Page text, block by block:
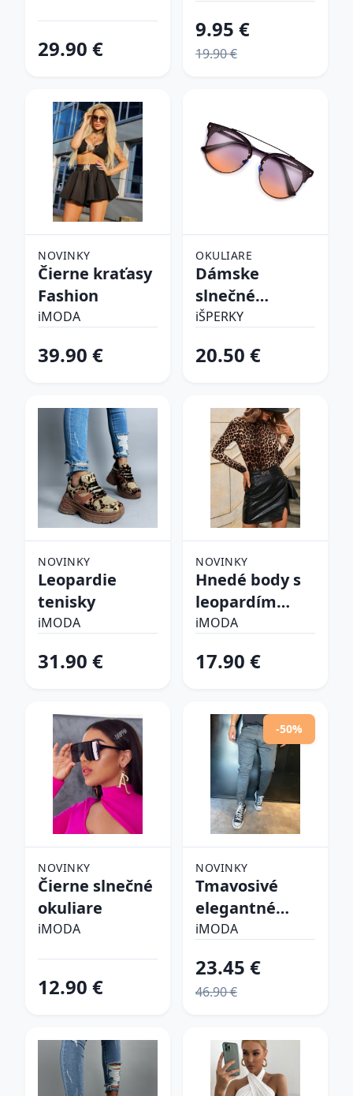
29.90 €
9.95 €
19.90 €
NOVINKY
Čierne kraťasy
Fashion
iMODA
39.90 €
OKULIARE
Dámske
slnečné
okuliare
iŠPERKY
20.50 €
NOVINKY
Leopardie
tenisky
iMODA
31.90 €
NOVINKY
Hnedé body s
leopardím
vzorom
iMODA
17.90 €
NOVINKY
Čierne slnečné
okuliare
iMODA
12.90 €
-50%
NOVINKY
Tmavosivé
elegantné
nohavice
iMODA
23.45 €
46.90 €